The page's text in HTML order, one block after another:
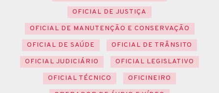
OFICIAL DE JUSTIÇA
OFICIAL DE MANUTENÇÃO E CONSERVAÇÃO
OFICIAL DE SAÚDE
OFICIAL DE TRÂNSITO
OFICIAL JUDICIÁRIO
OFICIAL LEGISLATIVO
OFICIAL TÉCNICO
OFICINEIRO